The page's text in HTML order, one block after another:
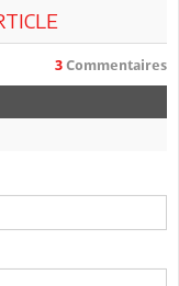
3 Commentaires